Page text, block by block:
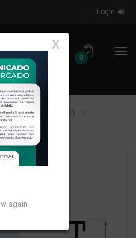
Login
0
X
again
Construção Civil
1,346kg/m